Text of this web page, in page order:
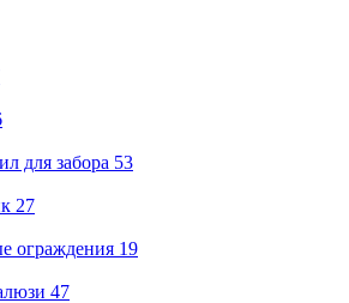
для забора 53
27
ограждения 19
47